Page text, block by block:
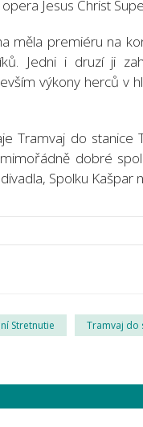
Jesus Christ
měla premiéru na
Jedni i druzí ji
výkony herců v
Tramvaj do
dobré
Spolku Kašpar
Stretnutie Tramvaj do